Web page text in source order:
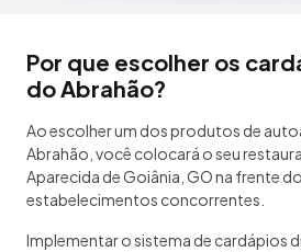
Por que escolher os
do Abrahão?
Ao escolher um dos produtos de
Abrahão, você colocará o seu
Aparecida de Goiânia, GO na frente
estabelecimentos concorrentes.
Implementar o sistema de cardápios